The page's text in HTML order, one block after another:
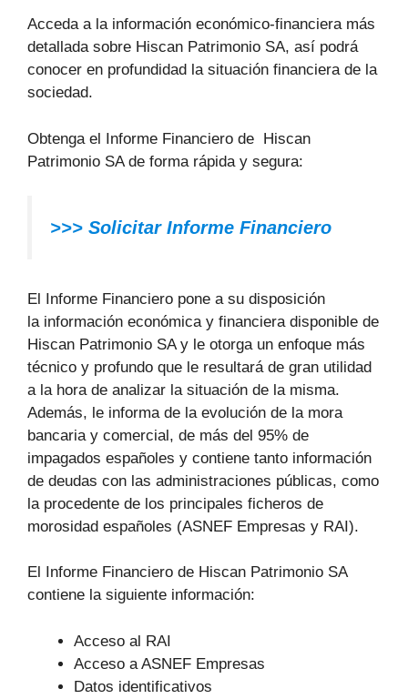
Acceda a la información económico-financiera más
detallada sobre Hiscan Patrimonio SA, así podrá
conocer en profundidad la situación financiera de la
sociedad.
Obtenga el Informe Financiero de Hiscan
Patrimonio SA de forma rápida y segura:
>>> Solicitar Informe Financiero
El Informe Financiero pone a su disposición
la información económica y financiera disponible de
Hiscan Patrimonio SA y le otorga un enfoque más
técnico y profundo que le resultará de gran utilidad
a la hora de analizar la situación de la misma.
Además, le informa de la evolución de la mora
bancaria y comercial, de más del 95% de
impagados españoles y contiene tanto información
de deudas con las administraciones públicas, como
la procedente de los principales ficheros de
morosidad españoles (ASNEF Empresas y RAI).
El Informe Financiero de Hiscan Patrimonio SA
contiene la siguiente información:
Acceso al RAI
Acceso a ASNEF Empresas
Datos identificativos